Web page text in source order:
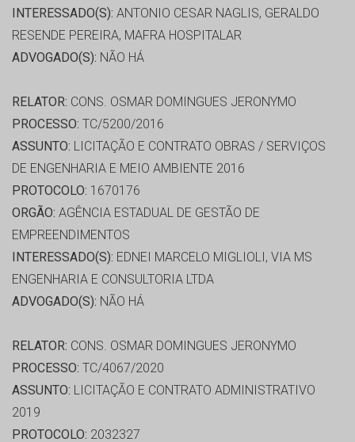
INTERESSADO(S): ANTONIO CESAR NAGLIS, GERALDO
RESENDE PEREIRA, MAFRA HOSPITALAR
ADVOGADO(S): NÃO HÁ
RELATOR: CONS. OSMAR DOMINGUES JERONYMO
PROCESSO: TC/5200/2016
ASSUNTO: LICITAÇÃO E CONTRATO OBRAS / SERVIÇOS
DE ENGENHARIA E MEIO AMBIENTE 2016
PROTOCOLO: 1670176
ORGÃO: AGÊNCIA ESTADUAL DE GESTÃO DE
EMPREENDIMENTOS
INTERESSADO(S): EDNEI MARCELO MIGLIOLI, VIA MS
ENGENHARIA E CONSULTORIA LTDA
ADVOGADO(S): NÃO HÁ
RELATOR: CONS. OSMAR DOMINGUES JERONYMO
PROCESSO: TC/4067/2020
ASSUNTO: LICITAÇÃO E CONTRATO ADMINISTRATIVO
2019
PROTOCOLO: 2032327